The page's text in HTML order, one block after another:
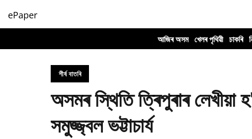
ePaper
আজিৰ অসম খেলৰ পৃথিৱী চাকৰি
শীৰ্ষ বাতৰি
অসমৰ স্থিতি ত্ৰিপুৰাৰ লেখীয়া
সমুজ্জ্বল ভট্টাচাৰ্য